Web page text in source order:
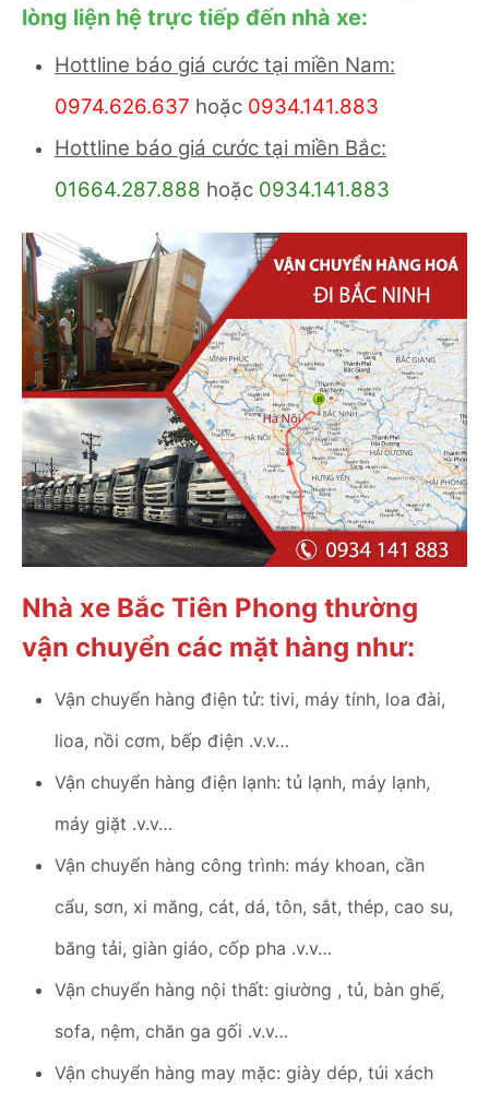
lòng liện hệ trực tiếp đến nhà xe:
Hottline báo giá cước tại miền Nam:
0974.626.637 hoặc 0934.141.883
Hottline báo giá cước tại miền Bắc:
01664.287.888 hoặc 0934.141.883
Nhà xe Bắc Tiên Phong thường
vận chuyển các mặt hàng như:
Vận chuyển hàng điện tử: tivi, máy tính, loa đài,
lioa, nồi cơm, bếp điện .v.v…
Vận chuyển hàng điện lạnh: tủ lạnh, máy lạnh,
máy giặt .v.v…
Vận chuyển hàng công trình: máy khoan, cần
cẩu, sơn, xi măng, cát, dá, tôn, sắt, thép, cao su,
băng tải, giàn giáo, cốp pha .v.v…
Vận chuyển hàng nội thất: giường , tủ, bàn ghế,
sofa, nệm, chăn ga gối .v.v…
Vận chuyển hàng may mặc: giày dép, túi xách